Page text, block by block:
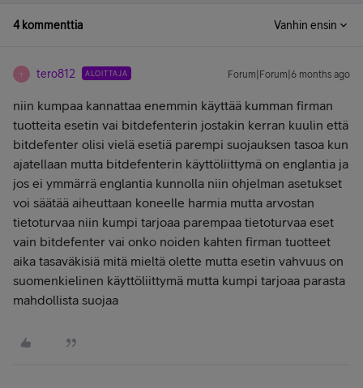
4 kommenttia Vanhin ensin
T tero812 ALOITTAJA Forum|Forum|6 months ago
niin kumpaa kannattaa enemmin käyttää kumman firman
tuotteita esetin vai bitdefenterin jostakin kerran kuulin että
bitdefenter olisi vielä esetiä parempi suojauksen tasoa kun
ajatellaan mutta bitdefenterin käyttöliittymä on englantia ja
jos ei ymmärrä englantia kunnolla niin ohjelman asetukset
voi säätää aiheuttaan koneelle harmia mutta arvostan
tietoturvaa niin kumpi tarjoaa parempaa tietoturvaa eset
vain bitdefenter vai onko noiden kahten firman tuotteet
aika tasaväkisiä mitä mieltä olette mutta esetin vahvuus on
suomenkielinen käyttöliittymä mutta kumpi tarjoaa parasta
mahdollista suojaa